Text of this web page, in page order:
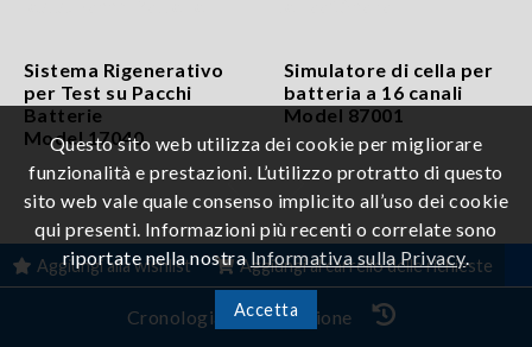
Sistema Rigenerativo
per Test su Pacchi
Batterie
Model 17040
Simulatore di cella per
batteria a 16 canali
Model 87001
Aggiungi alla wishlist Aggiungi al carrello delle richieste
© Chroma ATE Inc. ALL RIGHTS RESERVED
| Informativa sulla Privacy |
Questo sito web utilizza dei cookie per migliorare
funzionalità e prestazioni. L’utilizzo protratto di questo
sito web vale quale consenso implicito all’uso dei cookie
qui presenti. Informazioni più recenti o correlate sono
riportate nella nostraInformativa sulla Privacy.
Accetta
Cronologia di navigazione